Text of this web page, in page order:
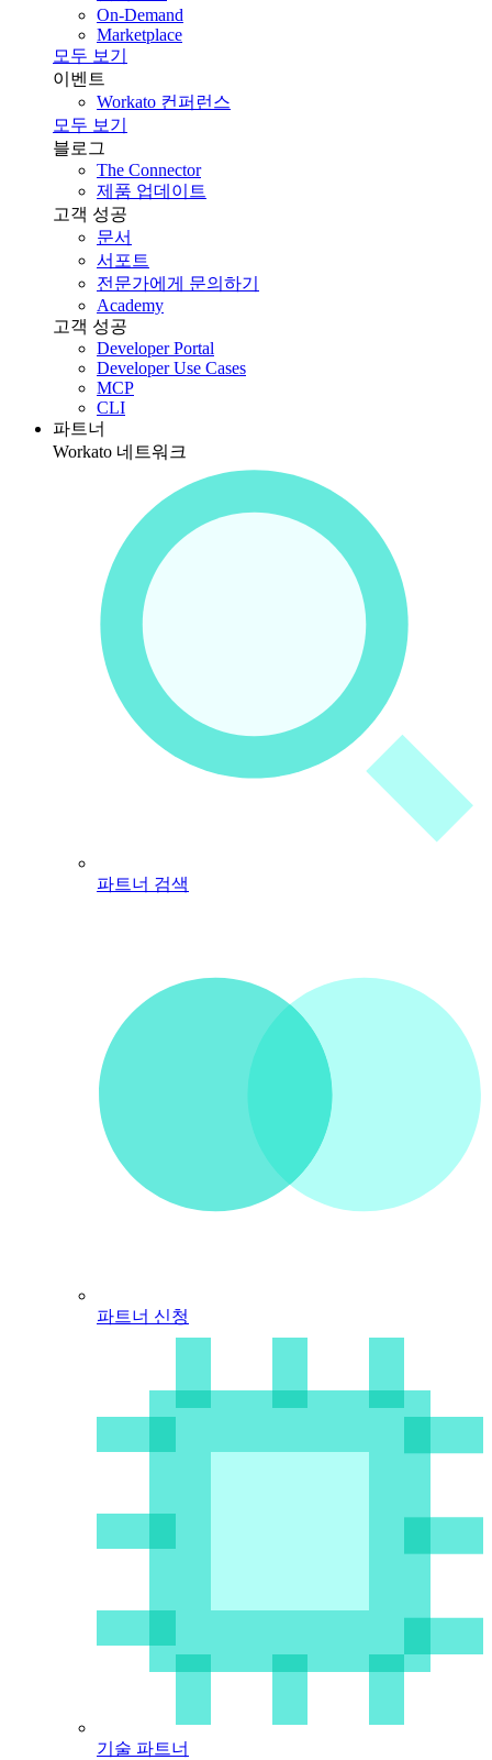
On-Demand
Marketplace
모두 보기
이벤트
Workato 컨퍼런스
모두 보기
블로그
The Connector
제품 업데이트
고객 성공
문서
서포트
전문가에게 문의하기
Academy
고객 성공
Developer Portal
Developer Use Cases
MCP
CLI
파트너
Workato 네트워크
파트너 검색
파트너 신청
기술 파트너